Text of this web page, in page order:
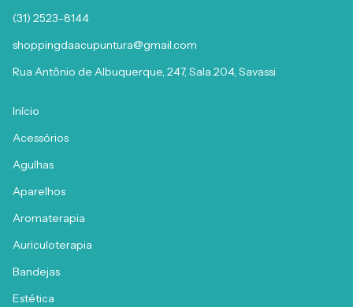
(31) 2523-8144
shoppingdaacupuntura@gmail.com
Rua Antônio de Albuquerque, 247, Sala 204, Savassi
Início
Acessórios
Agulhas
Aparelhos
Aromaterapia
Auriculoterapia
Bandejas
Estética